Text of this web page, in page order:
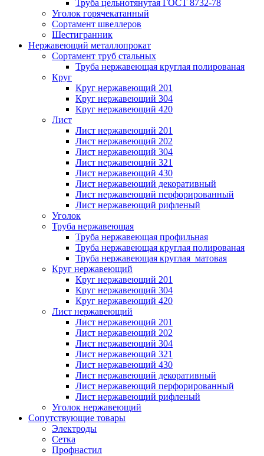
Труба цельнотянутая ГОСТ 8732-78
Уголок горячекатанный
Сортамент швеллеров
Шестигранник
Нержавеющий металлопрокат
Сортамент труб стальных
Труба нержавеющая круглая полированая
Круг
Круг нержавеющий 201
Круг нержавеющий 304
Круг нержавеющий 420
Лист
Лист нержавеющий 201
Лист нержавеющий 202
Лист нержавеющий 304
Лист нержавеющий 321
Лист нержавеющий 430
Лист нержавеющий декоративный
Лист нержавеющий перфорированный
Лист нержавеющий рифленый
Уголок
Труба нержавеющая
Труба нержавеющая профильная
Труба нержавеющая круглая полированая
Труба нержавеющая круглая матовая
Круг нержавеющий
Круг нержавеющий 201
Круг нержавеющий 304
Круг нержавеющий 420
Лист нержавеющий
Лист нержавеющий 201
Лист нержавеющий 202
Лист нержавеющий 304
Лист нержавеющий 321
Лист нержавеющий 430
Лист нержавеющий декоративный
Лист нержавеющий перфорированный
Лист нержавеющий рифленый
Уголок нержавеющий
Cопутствующие товары
Электроды
Сетка
Профнастил